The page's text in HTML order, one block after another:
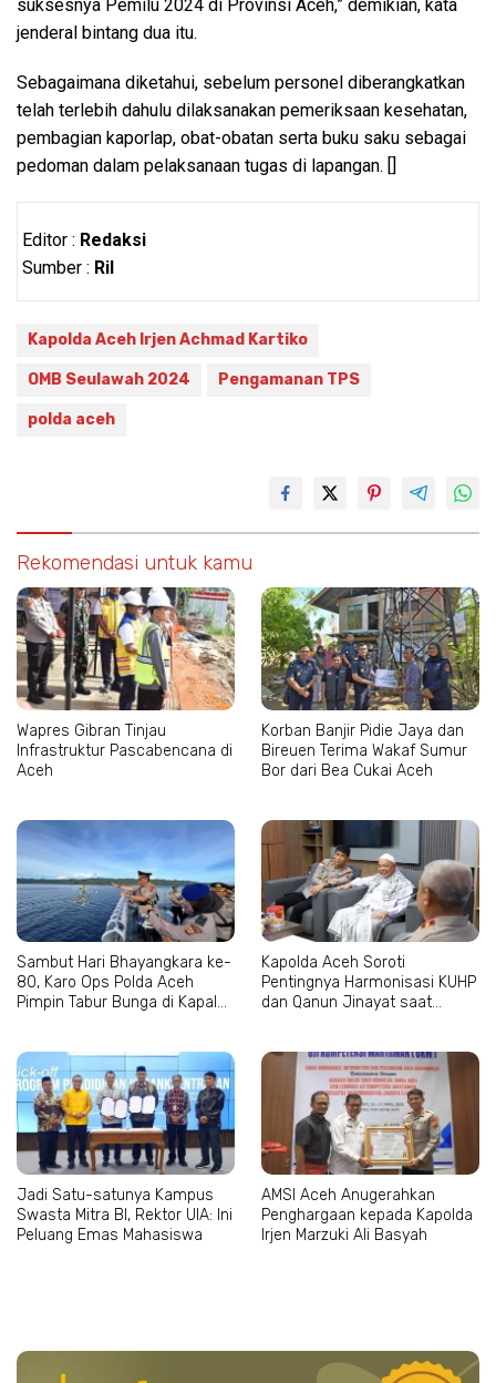
suksesnya Pemilu 2024 di Provinsi Aceh,” demikian, kata
jenderal bintang dua itu.
Sebagaimana diketahui, sebelum personel diberangkatkan
telah terlebih dahulu dilaksanakan pemeriksaan kesehatan,
pembagian kaporlap, obat-obatan serta buku saku sebagai
pedoman dalam pelaksanaan tugas di lapangan. []
Editor : Redaksi
Sumber : Ril
Kapolda Aceh Irjen Achmad Kartiko
OMB Seulawah 2024 Pengamanan TPS
polda aceh
Rekomendasi untuk kamu
Wapres Gibran Tinjau
Infrastruktur Pascabencana di
Aceh
Korban Banjir Pidie Jaya dan
Bireuen Terima Wakaf Sumur
Bor dari Bea Cukai Aceh
Sambut Hari Bhayangkara ke-
80, Karo Ops Polda Aceh
Pimpin Tabur Bunga di Kapal
Kapolda Aceh Soroti
Pentingnya Harmonisasi KUHP
dan Qanun Jinayat saat
Jadi Satu-satunya Kampus
Swasta Mitra BI, Rektor UIA: Ini
Peluang Emas Mahasiswa
AMSI Aceh Anugerahkan
Penghargaan kepada Kapolda
Irjen Marzuki Ali Basyah